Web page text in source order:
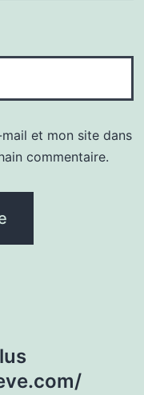
et mon site dans
commentaire.